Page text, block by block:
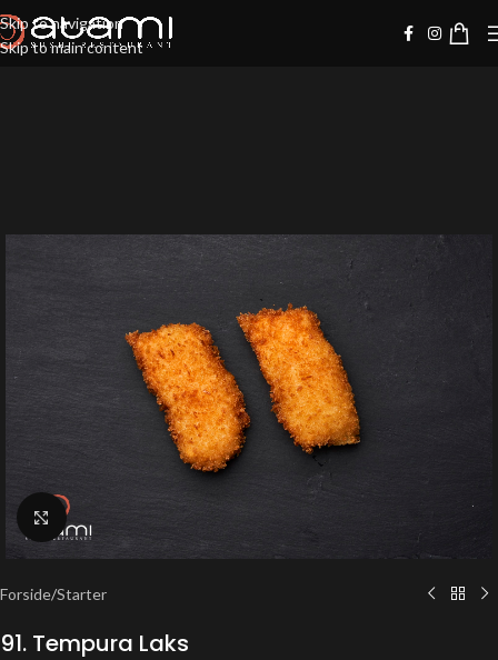
Skip to navigation
Skip to main content
Klik for at forstørre
Forside/Starter
91. Tempura Laks